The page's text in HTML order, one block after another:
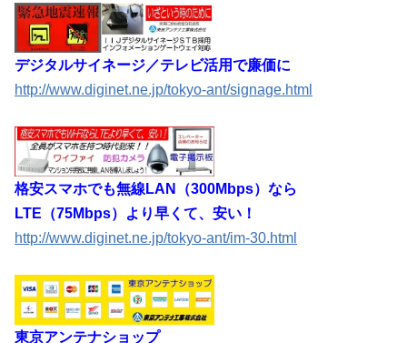
デジタルサイネージ／テレビ活用で廉価に
http://www.diginet.ne.jp/tokyo-ant/signage.html
格安スマホでも無線LAN（300Mbps）なら
LTE（75Mbps）より早くて、安い！
http://www.diginet.ne.jp/tokyo-ant/im-30.html
東京アンテナショップ